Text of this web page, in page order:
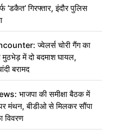
‘डकैत’ गिरफ्तार, इंदौर पुलिस
ज्वेलर्स चोरी गैंग का
मुठभेड़ में दो बदमाश घायल,
बरामद
भाजपा की समीक्षा बैठक में
मंथन, बीडीओ से मिलकर सौंपा
विवरण